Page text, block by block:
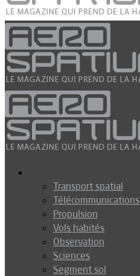
Transport spatial
Télécommunications
Propulsion
Vols habités
Observation
Sciences
Segment sol